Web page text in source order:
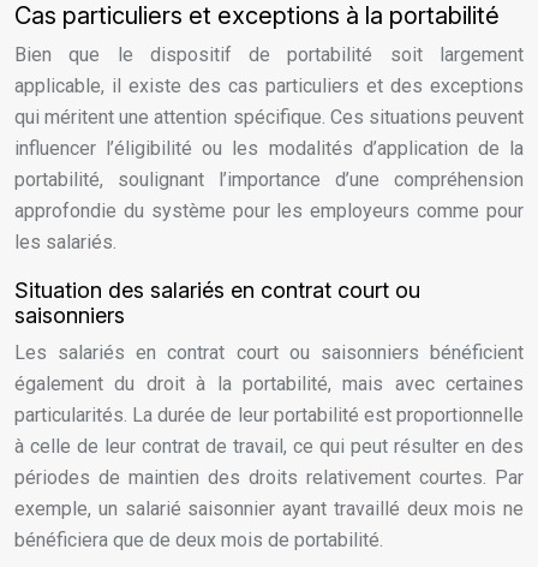
Cas particuliers et exceptions à la portabilité
Bien que le dispositif de portabilité soit largement
applicable, il existe des cas particuliers et des exceptions
qui méritent une attention spécifique. Ces situations peuvent
influencer l’éligibilité ou les modalités d’application de la
portabilité, soulignant l’importance d’une compréhension
approfondie du système pour les employeurs comme pour
les salariés.
Situation des salariés en contrat court ou
saisonniers
Les salariés en contrat court ou saisonniers bénéficient
également du droit à la portabilité, mais avec certaines
particularités. La durée de leur portabilité est proportionnelle
à celle de leur contrat de travail, ce qui peut résulter en des
périodes de maintien des droits relativement courtes. Par
exemple, un salarié saisonnier ayant travaillé deux mois ne
bénéficiera que de deux mois de portabilité.